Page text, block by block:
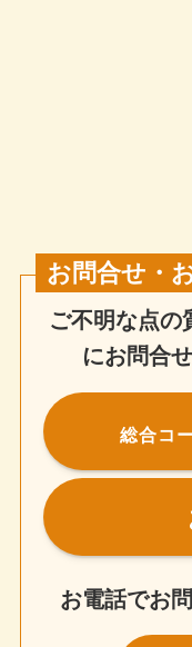
お問合せ・
ご不明な点の
にお問合
総合コ
お電話でお